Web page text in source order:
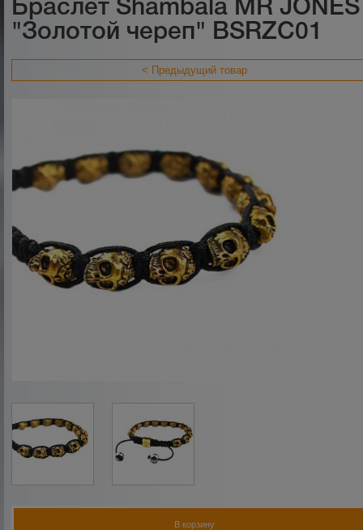
Браслет Shambala MR JONES
"Золотой череп" BSRZC01
< Предыдущий товар
В корзину